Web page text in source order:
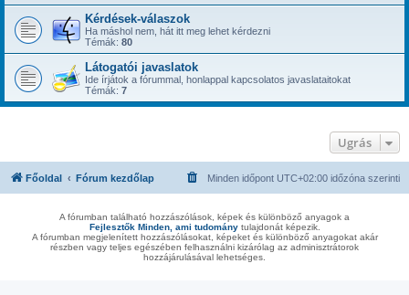
Kérdések-válaszok
Ha máshol nem, hát itt meg lehet kérdezni
Témák: 80
Látogatói javaslatok
Ide írjátok a fórummal, honlappal kapcsolatos javaslataitokat
Témák: 7
Ugrás
Főoldal Fórum kezdőlap Minden időpont UTC+02:00 időzóna szerinti
A fórumban található hozzászólások, képek és különböző anyagok a
Fejlesztők Minden, ami tudománytulajdonát képezik.
A fórumban megjelenített hozzászólásokat, képeket és különböző anyagokat akár
részben vagy teljes egészében felhasználni kizárólag az adminisztrátorok
hozzájárulásával lehetséges.